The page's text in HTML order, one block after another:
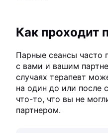
Как проходит
Парные сеансы часто
с вами и вашим
случаях терапевт
на один до или после
что-то, что вы не
партнером.